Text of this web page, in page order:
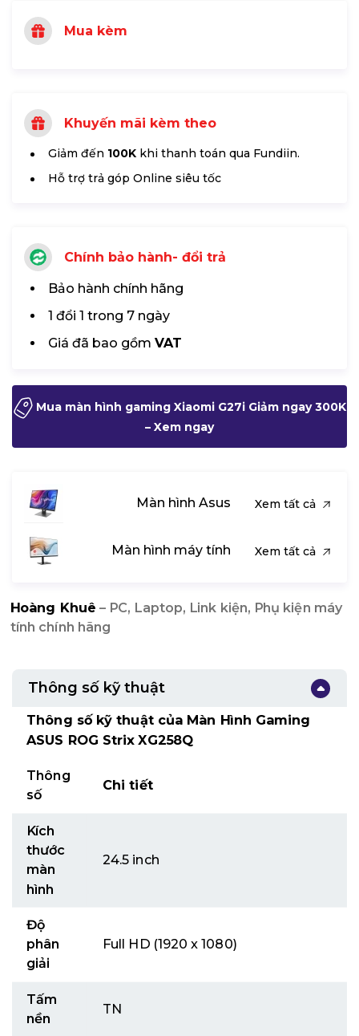
Mua kèm
Khuyến mãi kèm theo
Giảm đến 100K khi thanh toán qua Fundiin.
Hỗ trợ trả góp Online siêu tốc
Chính bảo hành- đổi trả
Bảo hành chính hãng
1 đổi 1 trong 7 ngày
Giá đã bao gồm VAT
Mua màn hình gaming Xiaomi G27i Giảm ngay 300K
– Xem ngay
Màn hình Asus Xem tất cả
Màn hình máy tính Xem tất cả
Hoàng Khuê – PC, Laptop, Link kiện, Phụ kiện máy
tính chính hãng
Thông số kỹ thuật
Thông số kỹ thuật của Màn Hình Gaming
ASUS ROG Strix XG258Q
Thông
số
Chi tiết
Kích
thước
màn
hình
24.5 inch
Độ
phân
giải
Full HD (1920 x 1080)
Tấm
nền
TN